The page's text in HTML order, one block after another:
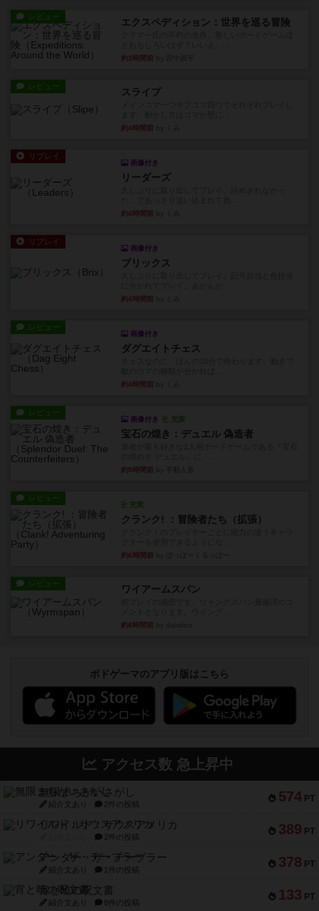
レビュー エクスペディション：世界を巡る冒険
約3時間前
レビュー スライプ
約4時間前
リプレイ
画像付き
リーダーズ
約4時間前
リプレイ
画像付き
ブリックス
約4時間前
レビュー
画像付き
ダグエイトチェス
約4時間前
レビュー
画像付き 充実
宝石の煌き：デュエル 偽造者
約5時間前
レビュー
充実
クランク! ：冒険者たち（拡張）
約6時間前
レビュー ワイアームスパン
約6時間前
ボドゲーマのアプリ版はこちら
アクセス数 急上昇中
574 PT
無限まちがいさがし
紹介文あり 2件の投稿
389 PT
リワイルド：サウスアメリカ
2件の投稿
378 PT
アンダー・ザ・テーブラー
紹介文あり 1件の投稿
133 PT
宵と暁の呪文書
紹介文あり 8件の投稿